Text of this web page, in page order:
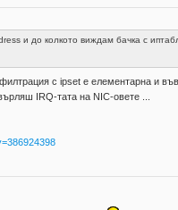
и до колкото виждам бачка с
с ipset е елементарна и
IRQ-тата на NIC-овете ...